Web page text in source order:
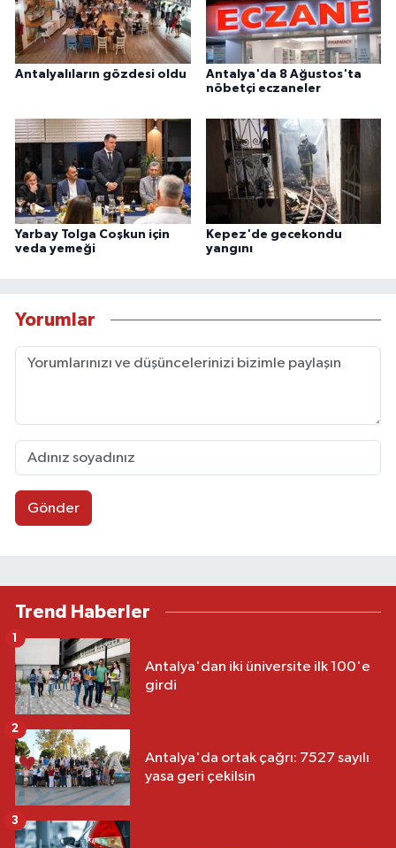
Antalyalıların gözdesi oldu
Antalya'da 8 Ağustos'ta
nöbetçi eczaneler
Yarbay Tolga Coşkun için
veda yemeği
Kepez'de gecekondu
yangını
Yorumlar
Gönder
Trend Haberler
Antalya'dan iki üniversite ilk 100'e
girdi
1
Antalya'da ortak çağrı: 7527 sayılı
yasa geri çekilsin
2
3